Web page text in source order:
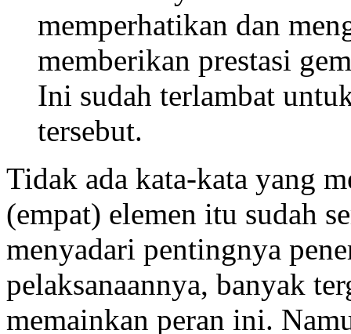
memperhatikan dan
memberikan prestasi
Ini sudah terlambat
tersebut.
Tidak ada kata-kata yang
(empat) elemen itu sudah
menyadari pentingnya
pelaksanaannya, banyak
memainkan peran ini.